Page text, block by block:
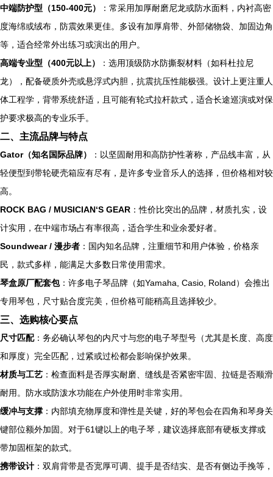
中端防护型（150-400元）
：常采用加厚耐磨尼龙或防水面料，内衬高密
度海绵或绒布，防震效果更佳。多设有加厚肩带、外部储物袋、加固边角
等，适合经常外出练习或演出的用户。
高端专业型（400元以上）
：选用顶级防水防撕裂材料（如科杜拉尼
龙），配备硬质外壳或悬浮式内胆，抗震抗压性能极强。设计上更注重人
体工程学，背带系统舒适，且可能有轮式拉杆款式，适合长途巡演或对保
护要求极高的专业乐手。
二、主流品牌与特点
Gator（知名国际品牌）
：以坚固耐用和高防护性著称，产品线丰富，从
轻便型到带轮硬壳箱应有尽有，是许多专业音乐人的选择，但价格相对较
高。
ROCK BAG / MUSICIAN‘S GEAR ：性价比突出的品牌，材质扎实，设
计实用，在中端市场占有率很高，适合学生和业余爱好者。
Soundwear / 漫步者 ：国内知名品牌，注重细节和用户体验，价格亲
民，款式多样，能满足大多数日常使用需求。
琴盒原厂配套包：许多电子琴品牌（如Yamaha, Casio, Roland）会推出
专用琴包，尺寸贴合度完美，但价格可能稍高且选择较少。
三、选购核心要点
尺寸匹配：务必确认琴包的内尺寸与您的电子琴型号（尤其是长度、高度
和厚度）完全匹配，过紧或过松都会影响保护效果。
材质与工艺 ：检查面料是否厚实耐磨、缝线是否紧密牢固、拉链是否顺滑
耐用。防水或防泼水功能在户外使用时非常实用。
缓冲与支撑 ：内部填充物厚度和弹性是关键，好的琴包会在四角和琴身关
键部位额外加固。对于61键以上的电子琴，建议选择底部有硬板支撑或
带加固框架的款式。
携带设计 ：双肩背带是否宽厚可调、提手是否结实、是否有侧边手挽等，